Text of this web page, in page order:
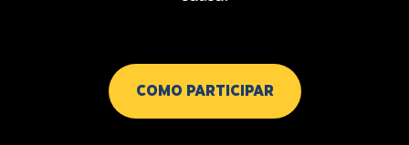
COMO PARTICIPAR